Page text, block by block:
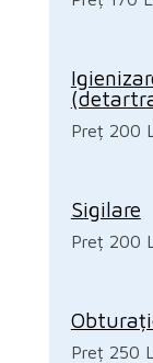
Preț 200
Sigilare
Preț 200
Preț 250